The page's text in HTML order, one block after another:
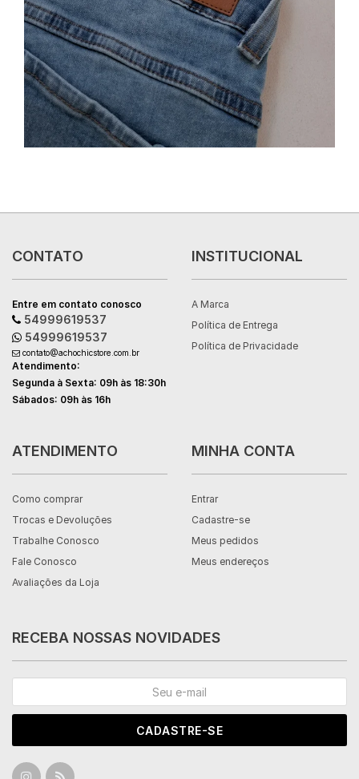
CONTATO
Entre em contato conosco
54999619537
54999619537
contato@achochicstore.com.br
Atendimento:
Segunda à Sexta: 09h às 18:30h
Sábados: 09h às 16h
INSTITUCIONAL
A Marca
Política de Entrega
Política de Privacidade
ATENDIMENTO
Como comprar
Trocas e Devoluções
Trabalhe Conosco
Fale Conosco
Avaliações da Loja
MINHA CONTA
Entrar
Cadastre-se
Meus pedidos
Meus endereços
RECEBA NOSSAS NOVIDADES
CADASTRE-SE